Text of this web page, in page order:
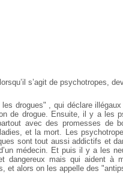
s’agit de psychotropes,
les drogues" , qui déclare
de drogue. Ensuite, il y a les
avec des promesses de
et la mort. Les
sont tout aussi addictifs et
médecin. Et puis il y a les
dangereux mais qui aident à
et alors on les appelle des